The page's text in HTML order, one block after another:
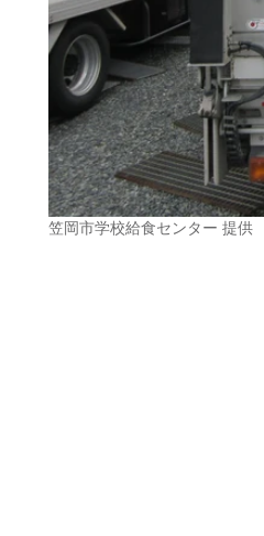
笠岡市学校給食センター 提供